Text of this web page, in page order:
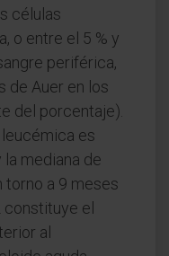
células
o entre el 5 % y
periférica,
de Auer en los
del porcentaje).
es
mediana de
torno a 9 meses
constituye el
al